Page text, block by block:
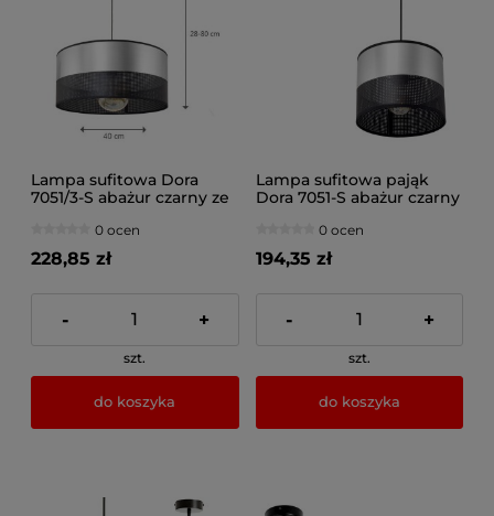
Lampa sufitowa Dora
7051/3-S abażur czarny ze
0 ocen
228,85 zł
- +
szt.
do koszyka
Lampa sufitowa pająk
Dora 7051-S abażur czarny
0 ocen
194,35 zł
- +
szt.
do koszyka